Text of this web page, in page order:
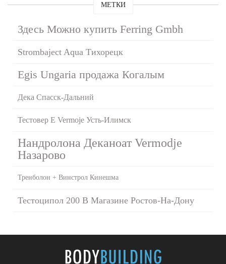
МЕТКИ
Здесь Можно купить Ferring Gmbh
Strombaject Aqua Тихорецк
Egis Ungaria продажа Когалым
Дека Спасск-Дальний
Тестовер Е Vermoje Усть-Илимск
Нандролона Деканоат Vermodje
Назарово
Тренболон + Винстрол Кинешма
Тестоципол 200 В Магазине Ростов-На-Дону